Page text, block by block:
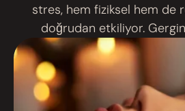
stres, hem fiziksel hem de
doğrudan etkiliyor.
uykusuzluk ve sürekli
belirtiler stresin günlük
izlerden sadece bazıları.
Diyarbakır’da